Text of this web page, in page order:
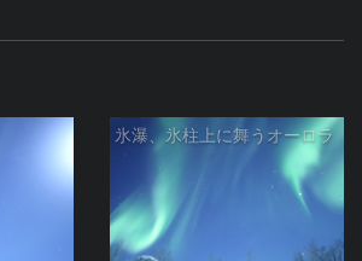
氷瀑、氷柱上に舞うオーロラ